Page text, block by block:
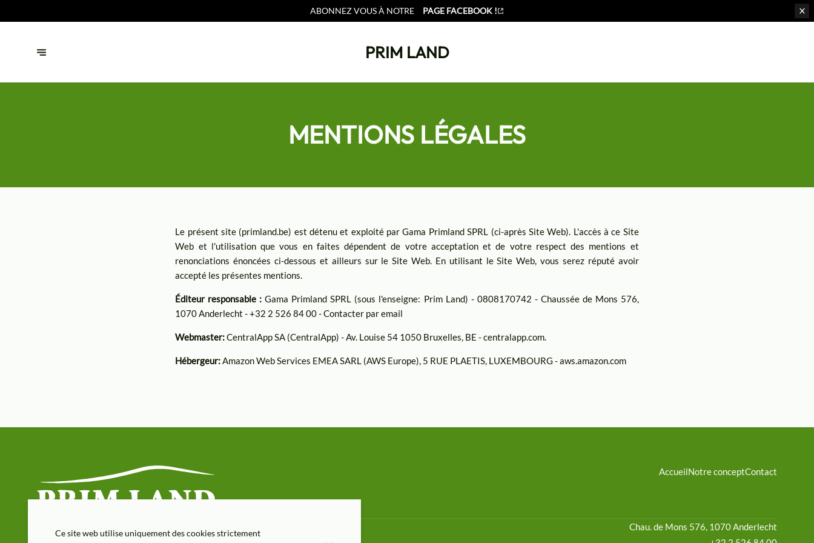
ABONNEZ VOUS À NOTRE PAGE FACEBOOK !
PRIM LAND
MENTIONS LÉGALES
Le présent site (primland.be) est détenu et exploité par Gama Primland SPRL (ci-après Site Web). L'accès à ce Site
Web et l'utilisation que vous en faites dépendent de votre acceptation et de votre respect des mentions et
renonciations énoncées ci-dessous et ailleurs sur le Site Web. En utilisant le Site Web, vous serez réputé avoir
accepté les présentes mentions.
Éditeur responsable : Gama Primland SPRL (sous l'enseigne: Prim Land) - 0808170742 - Chaussée de Mons 576,
1070 Anderlecht - +32 2 526 84 00 -Contacter par email
Webmaster:CentralApp SA (CentralApp) - Av. Louise 54 1050 Bruxelles, BE - centralapp.com.
Hébergeur:Amazon Web Services EMEA SARL (AWS Europe), 5 RUE PLAETIS, LUXEMBOURG - aws.amazon.com
AccueilNotre conceptContact
Chau. de Mons 576, 1070 Anderlecht
Ce site web utilise uniquement des cookies strictement